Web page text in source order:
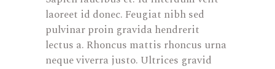
laoreet id donec. Feugiat nibh sed
pulvinar proin gravida hendrerit
lectus a. Rhoncus mattis rhoncus urna
neque viverra justo. Ultrices gravid